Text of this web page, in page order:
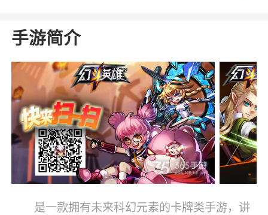
手游简介
是一款拥有未来科幻元素的卡牌类手游，讲